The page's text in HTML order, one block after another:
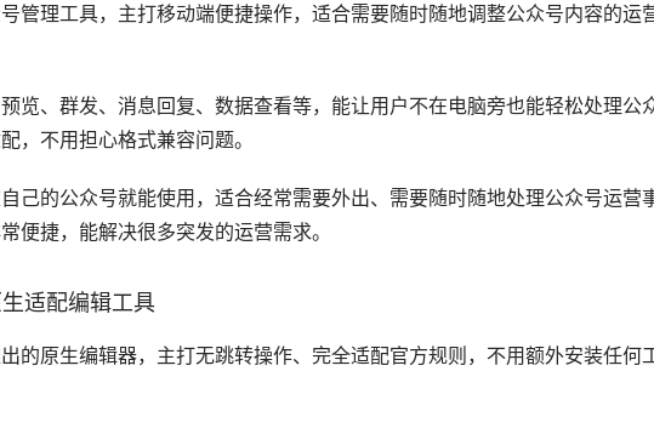
管理工具，主打移动端便捷操作，适合需要随时随地调整公众号内容的运
览、群发、消息回复、数据查看等，能让用户不在电脑旁也能轻松处理公
，不用担心格式兼容问题。
己的公众号就能使用，适合经常需要外出、需要随时随地处理公众号运营
便捷，能解决很多突发的运营需求。
适配编辑工具
的原生编辑器，主打无跳转操作、完全适配官方规则，不用额外安装任何